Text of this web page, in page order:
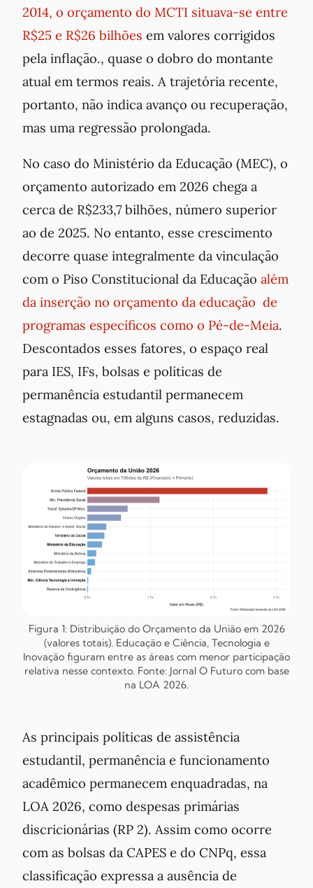
2014, o orçamento do MCTI situava-se entre
R$25 e R$26 bilhões em valores corrigidos
pela inflação., quase o dobro do montante
atual em termos reais. A trajetória recente,
portanto, não indica avanço ou recuperação,
mas uma regressão prolongada.
No caso do Ministério da Educação (MEC), o
orçamento autorizado em 2026 chega a
cerca de R$233,7 bilhões, número superior
ao de 2025. No entanto, esse crescimento
decorre quase integralmente da vinculação
com o Piso Constitucional da Educação além
da inserção no orçamento da educação de
programas específicos como o Pé-de-Meia.
Descontados esses fatores, o espaço real
para IES, IFs, bolsas e políticas de
permanência estudantil permanecem
estagnadas ou, em alguns casos, reduzidas.
Figura 1: Distribuição do Orçamento da União em 2026
(valores totais). Educação e Ciência, Tecnologia e
Inovação figuram entre as áreas com menor participação
relativa nesse contexto. Fonte: Jornal O Futuro com base
na LOA 2026.
As principais políticas de assistência
estudantil, permanência e funcionamento
acadêmico permanecem enquadradas, na
LOA 2026, como despesas primárias
discricionárias (RP 2). Assim como ocorre
com as bolsas da CAPES e do CNPq, essa
classificação expressa a ausência de